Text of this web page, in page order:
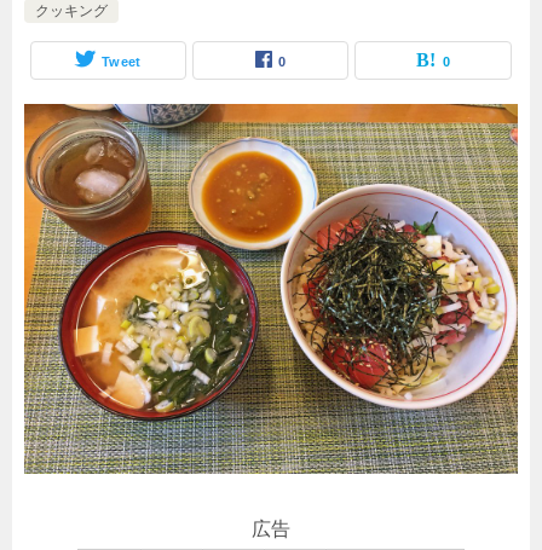
クッキング
Tweet 0 0
広告